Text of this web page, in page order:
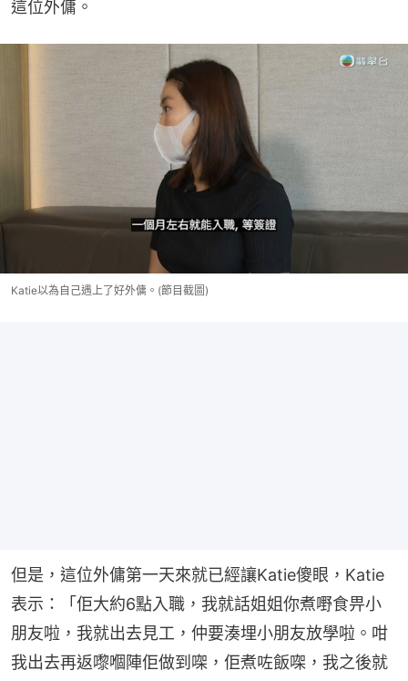
這位外傭。
Katie以為自己遇上了好外傭。(節目截圖)
但是，這位外傭第一天來就已經讓Katie傻眼，Katie
表示：「佢大約6點入職，我就話姐姐你煮嘢食畀小
朋友啦，我就出去見工，仲要湊埋小朋友放學啦。咁
我出去再返嚟嗰陣佢做到㗎，佢煮咗飯㗎，我之後就